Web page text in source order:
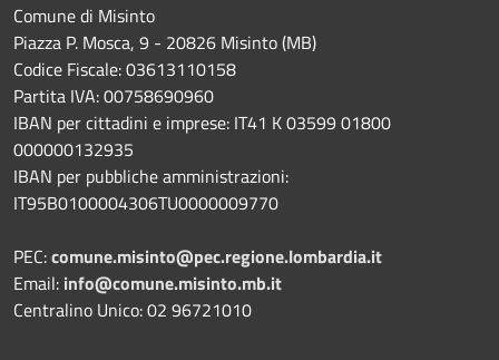
Comune di Misinto
Piazza P. Mosca, 9 - 20826 Misinto (MB)
Codice Fiscale: 03613110158
Partita IVA: 00758690960
IBAN per cittadini e imprese: IT41 K 03599 01800
000000132935
IBAN per pubbliche amministrazioni:
IT95B0100004306TU0000009770
PEC:comune.misinto@pec.regione.lombardia.it
Email: info@comune.misinto.mb.it
Centralino Unico: 02 96721010